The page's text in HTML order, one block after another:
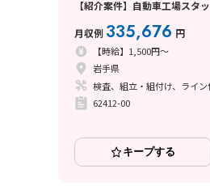
【紹介案件】自動車工場スタ
月収例 335,676 円
【時給】1,500円～
岩手県
検査、組立・組付け、ライン
62412-00
キープする